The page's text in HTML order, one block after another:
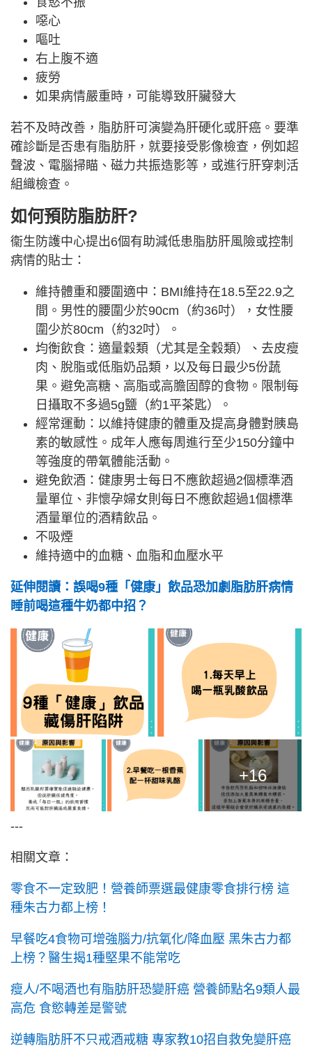
噁心
嘔吐
右上腹不適
疲勞
如果病情嚴重時，可能導致肝臟發大
若不及時改善，脂肪肝可演變為肝硬化或肝癌。要準
確診斷是否患有脂肪肝，就要接受影像檢查，例如超
聲波、電腦掃瞄、磁力共振造影等，或進行肝穿刺活
組織檢查。
如何預防脂肪肝?
衞生防護中心提出6個有助減低患脂肪肝風險或控制
病情的貼士：
維持體重和腰圍適中：BMI維持在18.5至22.9之
間。男性的腰圍少於90cm（約36吋），女性腰
圍少於80cm（約32吋）。
均衡飲食：適量穀類（尤其是全穀類）、去皮瘦
肉、脫脂或低脂奶品類，以及每日最少5份蔬
果。避免高糖、高脂或高膽固醇的食物。限制每
日攝取不多過5g鹽（約1平茶匙）。
經常運動：以維持健康的體重及提高身體對胰島
素的敏感性。成年人應每周進行至少150分鐘中
等強度的帶氧體能活動。
避免飲酒：健康男士每日不應飲超過2個標準酒
量單位、非懷孕婦女則每日不應飲超過1個標準
酒量單位的酒精飲品。
不吸煙
維持適中的血糖、血脂和血壓水平
延伸閱讀：誤喝9種「健康」飲品恐加劇脂肪肝病情
睡前喝這種牛奶都中招？
+16
---
相關文章：
零食不一定致肥！營養師票選最健康零食排行榜 這
種朱古力都上榜！
早餐吃4食物可增強腦力/抗氧化/降血壓 黑朱古力都
上榜？醫生揭1種堅果不能常吃
瘦人/不喝酒也有脂肪肝恐變肝癌 營養師點名9類人最
高危 食慾轉差是警號
逆轉脂肪肝不只戒酒戒糖 專家教10招自救免變肝癌